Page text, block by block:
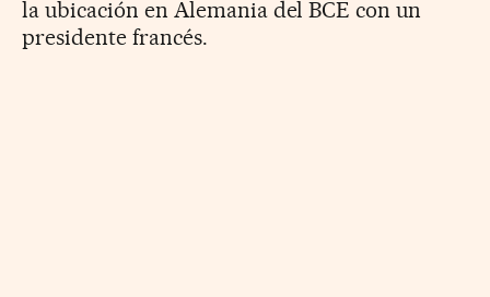
la ubicación en Alemania del BCE con un
presidente francés.